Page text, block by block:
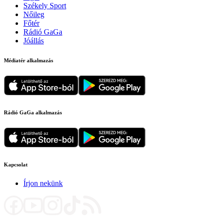
Székely Sport
Nőileg
Főtér
Rádió GaGa
Jóállás
Médiatér alkalmazás
Rádió GaGa alkalmazás
Kapcsolat
Írjon nekünk